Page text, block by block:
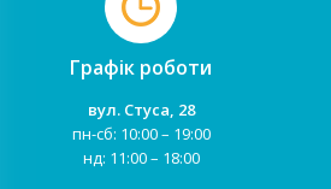
Графік роботи
вул. Стуса, 28
пн-сб: 10:00 – 19:00
нд: 11:00 – 18:00